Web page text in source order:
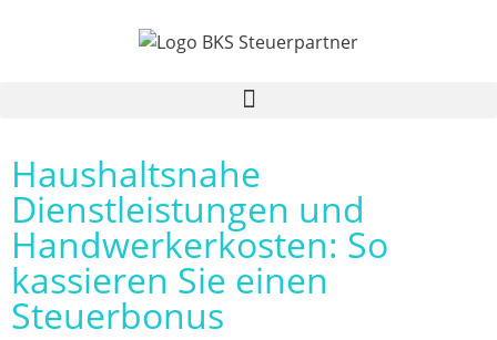
Haushaltsnahe
Dienstleistungen und
Handwerkerkosten: So
kassieren Sie einen
Steuerbonus